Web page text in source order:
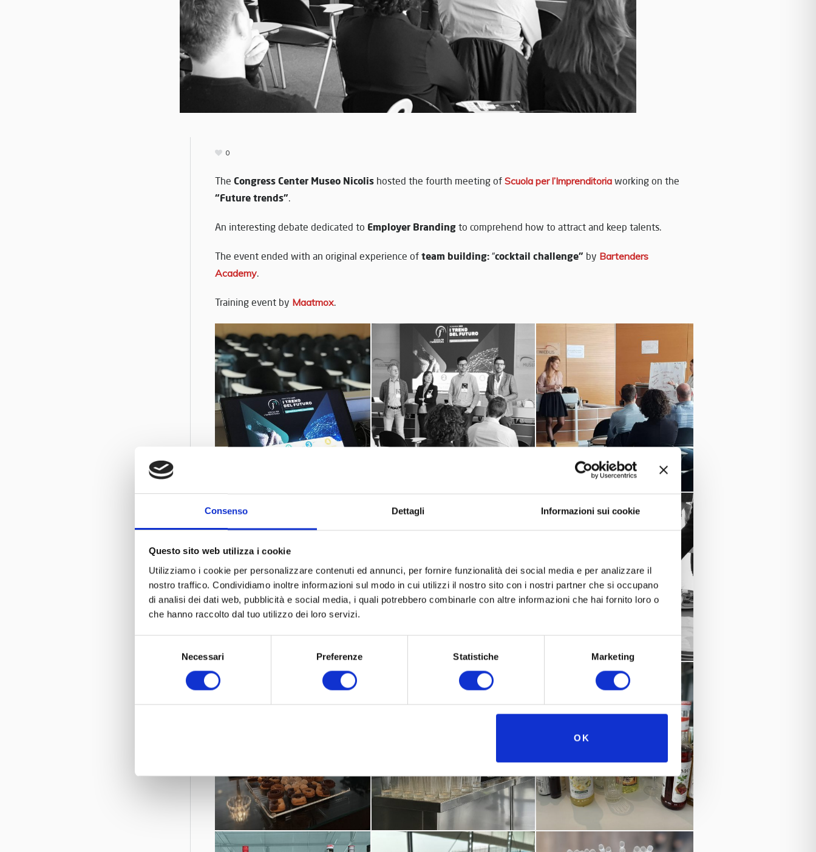
Consenso Dettagli Informazioni sui cookie
Questo sito web utilizza i cookie
Utilizziamo i cookie per personalizzare contenuti ed annunci, per fornire funzionalità dei social media e per analizzare il
nostro traffico. Condividiamo inoltre informazioni sul modo in cui utilizzi il nostro sito con i nostri partner che si occupano
di analisi dei dati web, pubblicità e social media, i quali potrebbero combinarle con altre informazioni che hai fornito loro o
che hanno raccolto dal tuo utilizzo dei loro servizi.
Necessari Preferenze Statistiche Marketing
OK
0
The Congress Center Museo Nicolis hosted the fourth meeting of Scuola per l’Imprenditoria working on the
“Future trends”.
An interesting debate dedicated to Employer Branding to comprehend how to attract and keep talents.
The event ended with an original experience of team building: “cocktail challenge” by Bartenders
Academy.
Training event by Maatmox.